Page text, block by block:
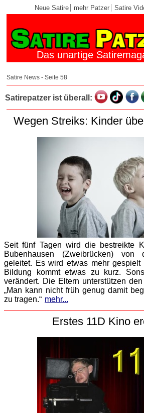
Neue Satire mehr Patzer Satire
Das unartige
Satire News - Seite 58
Satirepatzer ist überall:
Wegen Streiks: Kinder
Seit fünf Tagen wird die bestreikte
Bubenhausen (Zweibrücken)
geleitet. Es wird etwas mehr
Bildung kommt etwas zu kurz.
verändert. Die Eltern unterstützen
„Man kann nicht früh genug damit
zu tragen.“ mehr...
Erstes 11D Kino